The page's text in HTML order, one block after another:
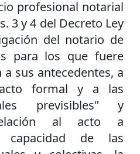
profesional notarial
3 y 4 del Decreto Ley
del notario de
para los que fuere
sus antecedentes, a
formal y a las
previsibles" y
al acto a
capacidad de las